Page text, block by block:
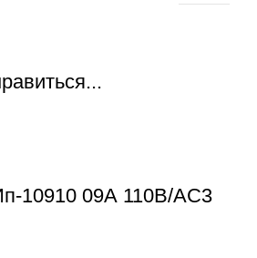
10910 09А 110В/АС3